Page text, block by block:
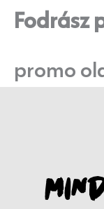
Fodrász
promo